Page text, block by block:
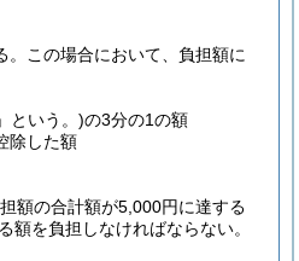
この場合において、負担額に
という。)の3分の1の額
除した額
額の合計額が5,000円に達する
額を負担しなければならない。